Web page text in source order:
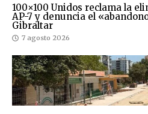
100×100 Unidos reclama la
AP-7 y denuncia el
Gibraltar
7 agosto 2026